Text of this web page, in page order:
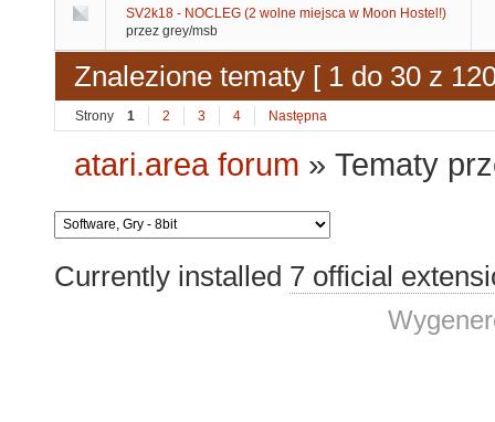
SV2k18 - NOCLEG (2 wolne miejsca w Moon Hostel!)
przez grey/msb
Znalezione tematy [ 1 do 30 z
Strony 1 2 3 4 Następna
atari.area forum »Tematy
Currently installed 7 official